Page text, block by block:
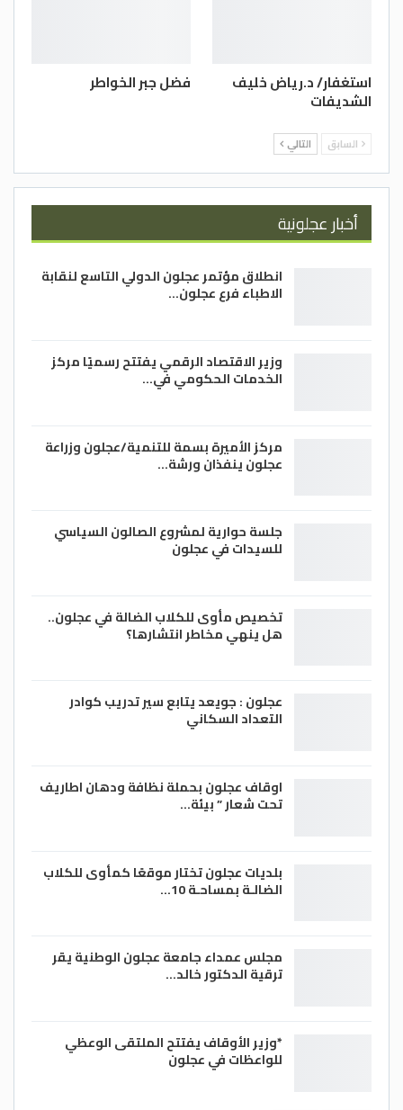
اللهم هل بلغت اللهم فاشهد
الدستور
استغفار/ د.رياض خليف
الشديفات
فضل جبر الخواطر
السابق التالي
أخبار عجلونية
انطلاق مؤتمر عجلون الدولي التاسع لنقابة
الاطباء فرع عجلون…
وزير الاقتصاد الرقمي يفتتح رسميًا مركز
الخدمات الحكومي في…
مركز الأميرة بسمة للتنمية/عجلون وزراعة
عجلون ينفذان ورشة…
جلسة حوارية لمشروع الصالون السياسي
للسيدات في عجلون
تخصيص مأوى للكلاب الضالة في عجلون..
هل ينهي مخاطر انتشارها؟
عجلون : جويعد يتابع سير تدريب كوادر
التعداد السكاني
اوقاف عجلون بحملة نظافة ودهان اطاريف
تحت شعار ” بيئة…
بلديات عجلون تختار موقعًا كمأوى للكلاب
الضالـة بمساحـة 10…
مجلس عمداء جامعة عجلون الوطنية يقر
ترقية الدكتور خالد…
*وزير الأوقاف يفتتح الملتقى الوعظي
للواعظات في عجلون